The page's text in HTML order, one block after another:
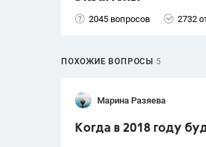
2045 вопросов 2732
ПОХОЖИЕ ВОПРОСЫ 5
Марина Разяева
Когда в 2018 году